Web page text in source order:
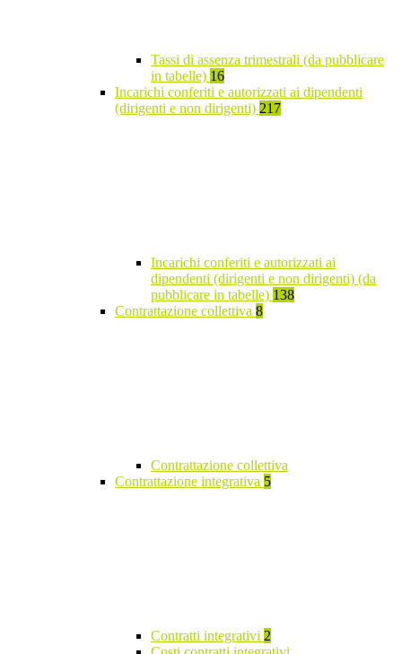
Tassi di assenza trimestrali (da pubblicare
in tabelle) 16
Incarichi conferiti e autorizzati ai dipendenti
(dirigenti e non dirigenti) 217
Incarichi conferiti e autorizzati ai
dipendenti (dirigenti e non dirigenti) (da
pubblicare in tabelle) 138
Contrattazione collettiva 8
Contrattazione collettiva
Contrattazione integrativa 5
Contratti integrativi 2